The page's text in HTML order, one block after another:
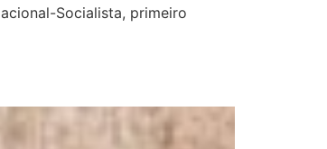
Socialista, primeiro